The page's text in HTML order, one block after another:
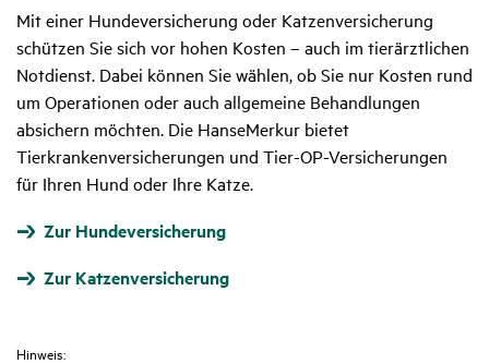
Mit einer Hundeversicherung oder Katzenversicherung
schützen Sie sich vor hohen Kosten – auch im tierärztlichen
Notdienst. Dabei können Sie wählen, ob Sie nur Kosten rund
um Operationen oder auch allgemeine Behandlungen
absichern möchten. Die HanseMerkur bietet
Tierkrankenversicherungen und Tier-OP-Versicherungen
für Ihren Hund oder Ihre Katze.
Zur Hundeversicherung
Zur Katzenversicherung
Hinweis: